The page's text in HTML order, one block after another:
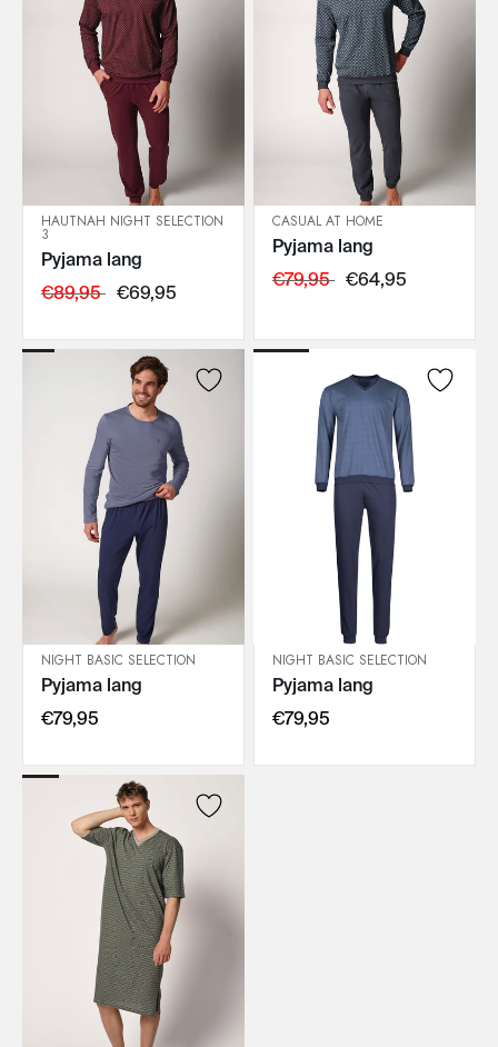
HAUTNAH NIGHT SELECTION
3
Pyjama lang
€89,95 €69,95
IN DEN WARENKORB
CASUAL AT HOME
Pyjama lang
€79,95 €64,95
IN DEN WARENKORB
NIGHT BASIC SELECTION
Pyjama lang
€79,95
IN DEN WARENKORB
NIGHT BASIC SELECTION
Pyjama lang
€79,95